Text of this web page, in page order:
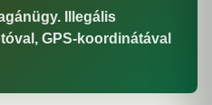
Illegális
GPS-koordinátával